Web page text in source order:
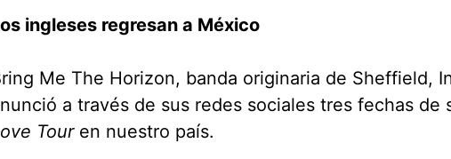
ingleses regresan a México
Me The Horizon, banda originaria de Sheffield,
a través de sus redes sociales tres fechas de
Touren nuestro país.